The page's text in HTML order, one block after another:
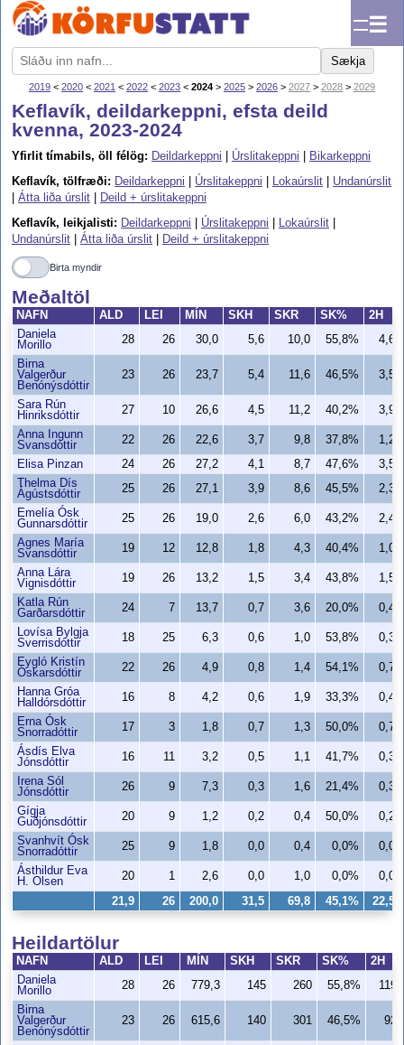
☰
Sækja
2019 < 2020 < 2021 < 2022 < 2023 < 2024 > 2025 > 2026 > 2027 > 2028 > 2029
Keflavík, deildarkeppni, efsta deild
kvenna, 2023-2024
Yfirlit tímabils, öll félög: Deildarkeppni Úrslitakeppni
Bikarkeppni
Keflavík, tölfræði: Deildarkeppni Úrslitakeppni Lokaúrslit
Undanúrslit
Átta liða úrslit
Deild + úrslitakeppni
Keflavík, leikjalisti: Deildarkeppni Úrslitakeppni Lokaúrslit
Undanúrslit
Átta liða úrslit Deild + úrslitakeppni
Birta myndir
Heildartölur
NAFN ALD LEI MÍN SKH SKR SK%
2H
Daniela
Morillo
28 26 779,3 145 260 55,8%
119
Birna
Valgerður
Benónýsdóttir
23 26 615,6 140 301 46,5% 92
Meðaltöl
NAFN ALD LEI MÍN SKH SKR SK%
2H
Daniela
Morillo
28 26 30,0 5,6 10,0 55,8%
4,6
Birna
Valgerður
Benónýsdóttir
23 26 23,7 5,4 11,6 46,5% 3,5
Sara Rún
Hinriksdóttir
27 10 26,6 4,5 11,2 40,2%
3,9
Anna Ingunn
Svansdóttir
22 26 22,6 3,7 9,8 37,8%
1,2
Elisa Pinzan
24 26 27,2 4,1 8,7 47,6%
3,5
Thelma Dís
Ágústsdóttir
25 26 27,1 3,9 8,6 45,5%
2,3
Emelía Ósk
Gunnarsdóttir
25 26 19,0 2,6 6,0 43,2%
2,4
Agnes María
Svansdóttir
19 12 12,8 1,8 4,3 40,4%
1,0
Anna Lára
Vignisdóttir
19 26 13,2 1,5 3,4 43,8%
1,5
Katla Rún
Garðarsdóttir
24 7 13,7 0,7 3,6 20,0%
0,4
Lovísa Bylgja
Sverrisdóttir
18 25 6,3 0,6 1,0 53,8%
0,3
Eygló Kristín
Óskarsdóttir
22 26 4,9 0,8 1,4 54,1%
0,7
Hanna Gróa
Halldórsdóttir
16 8 4,2 0,6 1,9 33,3%
0,4
Erna Ósk
Snorradóttir
17 3 1,8 0,7 1,3 50,0%
0,7
Ásdís Elva
Jónsdóttir
16 11 3,2 0,5 1,1 41,7%
0,3
Irena Sól
Jónsdóttir
26 9 7,3 0,3 1,6 21,4%
0,3
Gígja
Guðjónsdóttir
20 9 1,2 0,2 0,4 50,0%
0,2
Svanhvít Ósk
Snorradóttir
25 9 1,8 0,0 0,4 0,0%
0,0
Ásthildur Eva
H. Olsen
20 1 2,6 0,0 1,0 0,0% 0,0
21,9 26 200,0 31,5 69,8 45,1% 22,5